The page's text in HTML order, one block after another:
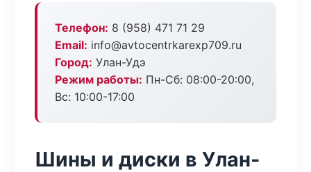
Телефон: 8 (958) 471 71 29
Email: info@avtocentrkarexp709.ru
Город: Улан-Удэ
Режим работы: Пн-Сб: 08:00-20:00,
Вс: 10:00-17:00
Шины и диски в Улан-